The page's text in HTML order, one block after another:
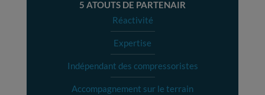
5 ATOUTS DE PARTENAIR
Réactivité
Expertise
Indépendant des compressoristes
Accompagnement sur le terrain